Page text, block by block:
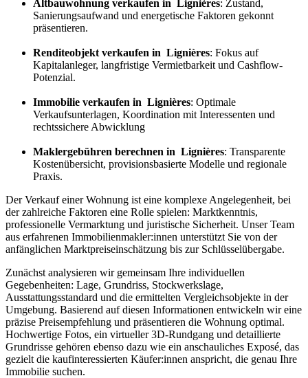
Altbauwohnung verkaufen in Lignières: Zustand,
Sanierungsaufwand und energetische Faktoren gekonnt
präsentieren.
Renditeobjekt verkaufen in Lignières: Fokus auf
Kapitalanleger, langfristige Vermietbarkeit und Cashflow-
Potenzial.
Immobilie verkaufen in Lignières: Optimale
Verkaufsunterlagen, Koordination mit Interessenten und
rechtssichere Abwicklung
Maklergebühren berechnen in Lignières: Transparente
Kostenübersicht, provisionsbasierte Modelle und regionale
Praxis.
Der Verkauf einer Wohnung ist eine komplexe Angelegenheit, bei
der zahlreiche Faktoren eine Rolle spielen: Marktkenntnis,
professionelle Vermarktung und juristische Sicherheit. Unser Team
aus erfahrenen Immobilienmakler:innen unterstützt Sie von der
anfänglichen Marktpreiseinschätzung bis zur Schlüsselübergabe.
Zunächst analysieren wir gemeinsam Ihre individuellen
Gegebenheiten: Lage, Grundriss, Stockwerkslage,
Ausstattungsstandard und die ermittelten Vergleichsobjekte in der
Umgebung. Basierend auf diesen Informationen entwickeln wir eine
präzise Preisempfehlung und präsentieren die Wohnung optimal.
Hochwertige Fotos, ein virtueller 3D-Rundgang und detaillierte
Grundrisse gehören ebenso dazu wie ein anschauliches Exposé, das
gezielt die kaufinteressierten Käufer:innen anspricht, die genau Ihre
Immobilie suchen.